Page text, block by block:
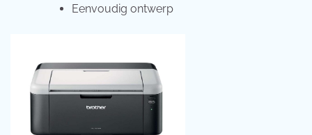
Eenvoudig ontwerp